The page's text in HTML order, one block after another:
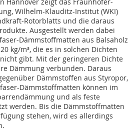
Hannover zeigt das Fraunhofer-
Wilhelm-Klauditz-Institut (WKI)
Rotorblatts und die daraus
Ausgestellt werden dabei
Dämmstoffmatten aus Balsaholz
kg/m³, die es in solchen Dichten
gibt. Mit der geringeren Dichte
Dämmung verbunden. Daraus
Dämmstoffen aus Styropor,
Dämmstoffmatten können im
und als feste
werden. Bis die Dämmstoffmatten
stehen, wird es allerdings